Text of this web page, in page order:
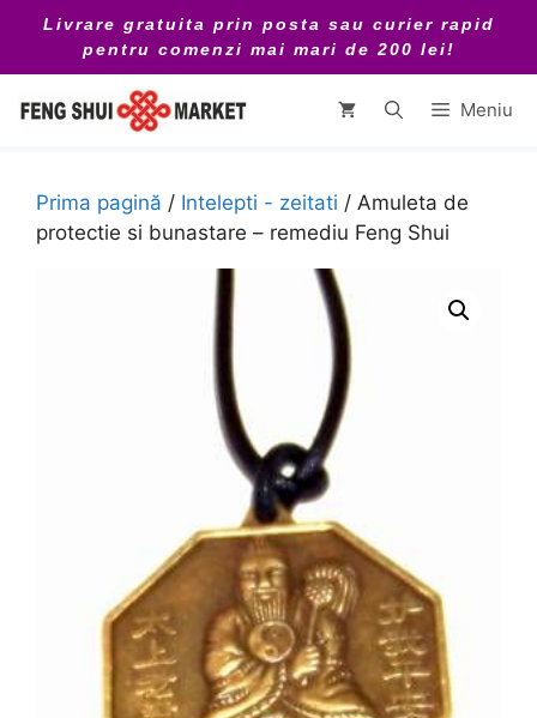
conținut
Livrare gratuita prin posta sau curier rapid
pentru comenzi mai mari de 200 lei!
Meniu
Prima pagină / Intelepti - zeitati / Amuleta de
protectie si bunastare – remediu Feng Shui